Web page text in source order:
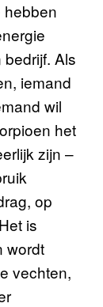
hebben
Als
iemand
wil
het
zijn –
op
is
wordt
vechten,